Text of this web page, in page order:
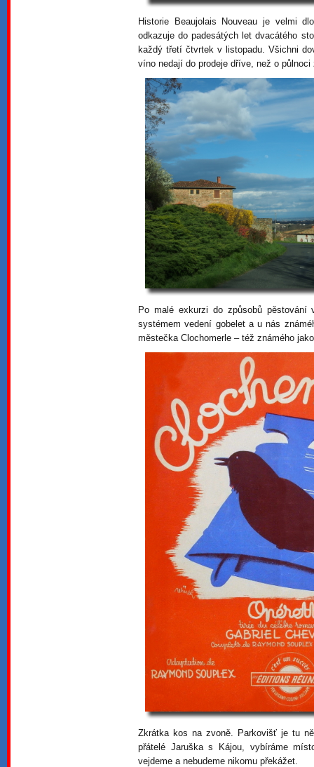
Historie Beaujolais Nouveau je velmi
odkazuje do padesátých let dvacátého
každý třetí čtvrtek v listopadu. Všichni
víno nedají do prodeje dříve, než o
Po malé exkurzi do způsobů pěstování
systémem vedení gobelet a u nás
městečka Clochomerle – též známého
Zkrátka kos na zvoně. Parkovišť je tu
přátelé Jaruška s Kájou, vybíráme
vejdeme a nebudeme nikomu překážet.